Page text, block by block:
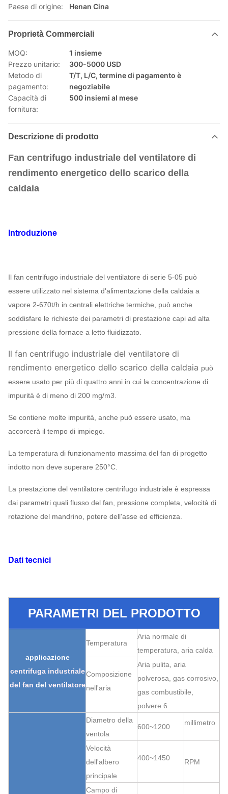
Paese di origine:
Henan Cina
Proprietà Commerciali
MOQ:
1 insieme
Prezzo unitario:
300-5000 USD
Metodo di
pagamento:
T/T, L/C, termine di pagamento è
negoziabile
Capacità di
fornitura:
500 insiemi al mese
Descrizione di prodotto
Fan centrifugo industriale del ventilatore di
rendimento energetico dello scarico della
caldaia
Introduzione
Il fan centrifugo industriale del ventilatore di serie 5-05 può
essere utilizzato nel sistema d'alimentazione della caldaia a
vapore 2-670t/h in centrali elettriche termiche, può anche
soddisfare le richieste dei parametri di prestazione capi ad alta
pressione della fornace a letto fluidizzato.
Il fan centrifugo industriale del ventilatore di
rendimento energetico dello scarico della caldaia può
essere usato per più di quattro anni in cui la concentrazione di
impurità è di meno di 200 mg/m3.
Se contiene molte impurità, anche può essere usato, ma
accorcerà il tempo di impiego.
La temperatura di funzionamento massima del fan di progetto
indotto non deve superare 250°C.
La prestazione del ventilatore centrifugo industriale è espressa
dai parametri quali flusso del fan, pressione completa, velocità di
rotazione del mandrino, potere dell'asse ed efficienza.
Dati tecnici
PARAMETRI DEL PRODOTTO
applicazione
centrifuga industriale
del fan del ventilatore
Temperatura
Aria normale di
temperatura, aria calda
Composizione
nell'aria
Aria pulita, aria
polverosa, gas corrosivo,
gas combustibile,
polvere 6
Diametro della
ventola
600~1200 millimetro
Velocità
dell'albero
principale
400~1450 RPM
Campo di